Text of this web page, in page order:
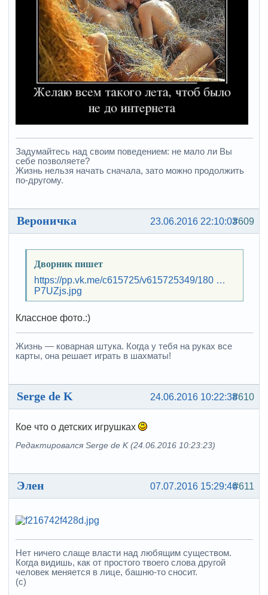
Задумайтесь над своим поведением: не мало ли Вы
себе позволяете?
Жизнь нельзя начать сначала, зато можно продолжить
по-другому.
#609
23.06.2016 22:10:03
Вероничка
Дворник пишет
https://pp.vk.me/c615725/v615725349/180 …
P7UZjs.jpg
Классное фото.:)
Жизнь — коварная штука. Когда у тебя на руках все
карты, она решает играть в шахматы!
#610
24.06.2016 10:22:38
Serge de K
Кое что о детских игрушках
Редактировался Serge de K (24.06.2016 10:23:23)
#611
07.07.2016 15:29:46
Элен
Нет ничего слаще власти над любящим существом.
Когда видишь, как от простого твоего слова другой
человек меняется в лице, башню-то сносит.
(с)